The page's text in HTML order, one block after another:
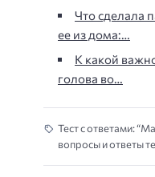
Что сделала
ее из дома:…
К какой
голова во…
Тест с ответами:
вопросы и ответы